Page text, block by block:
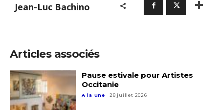
Jean-Luc Bachino
Articles associés
Pause estivale pour Artistes
Occitanie
A la une 28 juillet 2026